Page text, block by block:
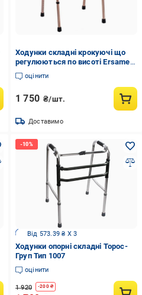
Ходунки складні крокуючі що
регулюються по висоті Ersamed
FY 919L (2280085668)
оцінити
1 750 ₴/шт.
Доставимо
Від 573.39 ₴ X 3
Ходунки опорні складні Торос-
Груп Тип 1007
оцінити
1 920 -200₴